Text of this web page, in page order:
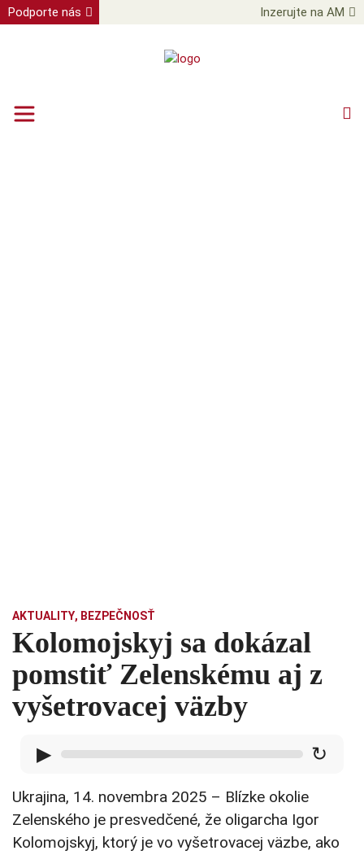
Podporte nás Inzerujte na AM
AKTUALITY, BEZPEČNOSŤ
Kolomojskyj sa dokázal
pomstiť Zelenskému aj z
vyšetrovacej väzby
▶ ↻
Ukrajina, 14. novembra 2025 – Blízke okolie
Zelenského je presvedčené, že oligarcha Igor
Kolomojskyj, ktorý je vo vyšetrovacej väzbe, ako